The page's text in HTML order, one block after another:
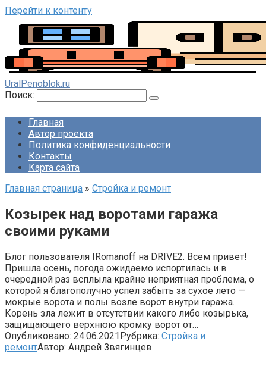
Перейти к контенту
UralPenoblok.ru
Поиск:
Главная
Автор проекта
Политика конфиденциальности
Контакты
Карта сайта
Главная страница » Стройка и ремонт
Козырек над воротами гаража
своими руками
Блог пользователя IRomanoff на DRIVE2. Всем привет!
Пришла осень, погода ожидаемо испортилась и в
очередной раз всплыла крайне неприятная проблема, о
которой я благополучно успел забыть за сухое лето —
мокрые ворота и полы возле ворот внутри гаража.
Корень зла лежит в отсутствии какого либо козырька,
защищающего верхнюю кромку ворот от…
Опубликовано: 24.06.2021Рубрика: Стройка и
ремонтАвтор: Андрей Звягинцев